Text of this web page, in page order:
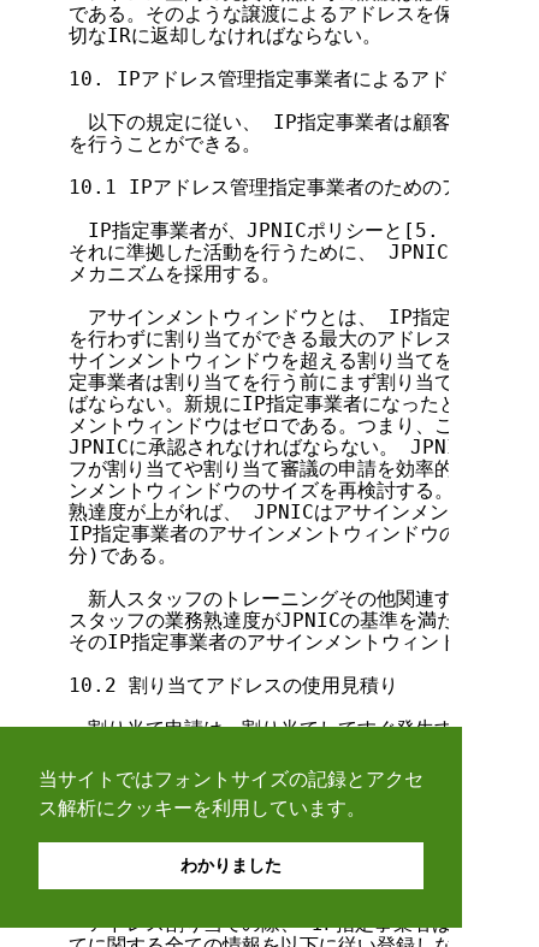
当サイトではフォントサイズの記録とアクセ
ス解析にクッキーを利用しています。
わかりました